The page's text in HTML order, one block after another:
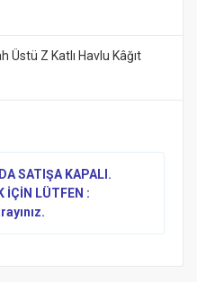
Z Katlı Havlu Kâğıt
SATIŞA KAPALI.
İÇİN LÜTFEN :